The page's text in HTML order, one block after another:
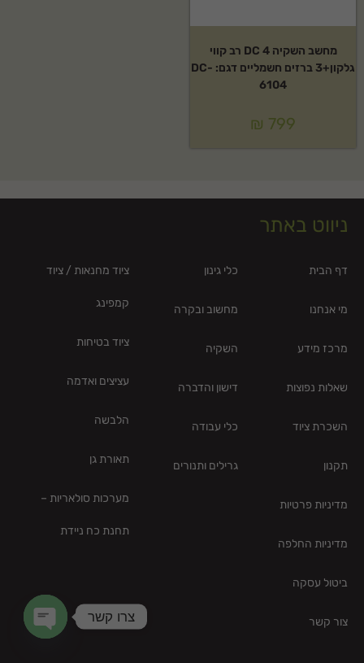
מחשב השקיה DC 4 רב קווי
גלקון+3 ברזים חשמליים דגם: DC-
6104
₪ 799
ניווט באתר
דף הבית
מי אנחנו
מרכז מידע
שאלות נפוצות
השכרת ציוד
תקנון
מדיניות פרטיות
מדיניות החלפה
ביטול עסקה
צור קשר
כלי גינון
מחשוב ובקרה
השקיה
דישון והדברה
כלי עבודה
גרילים ותנורים
ציוד מחנאות / ציוד
קמפינג
ציוד בטיחות
עציצים ואדמה
הלבשה
תאורת גן
מערכות סולאריות –
תחנת כח ניידת
צרו קשר